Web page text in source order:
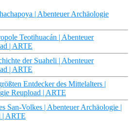
| Abenteuer Archäologie
Teotihuacán | Abenteuer
| ARTE
der Suaheli | Abenteuer
| ARTE
Entdecker des Mittelalters |
Reupload | ARTE
San-Volkes | Abenteuer Archäologie |
| ARTE